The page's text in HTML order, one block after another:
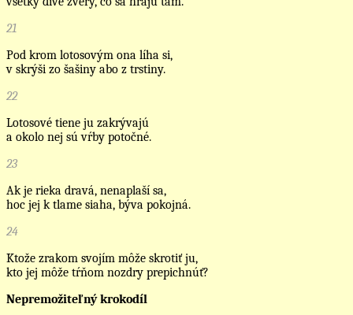
21
Pod krom lotosovým ona líha si,
v skrýši zo šašiny abo z trstiny.
22
Lotosové tiene ju zakrývajú
a okolo nej sú vŕby potočné.
23
Ak je rieka dravá, nenaplaší sa,
hoc jej k tlame siaha, býva pokojná.
24
Ktože zrakom svojím môže skrotiť ju,
kto jej môže tŕňom nozdry prepichnúť?
Nepremožiteľný krokodíl